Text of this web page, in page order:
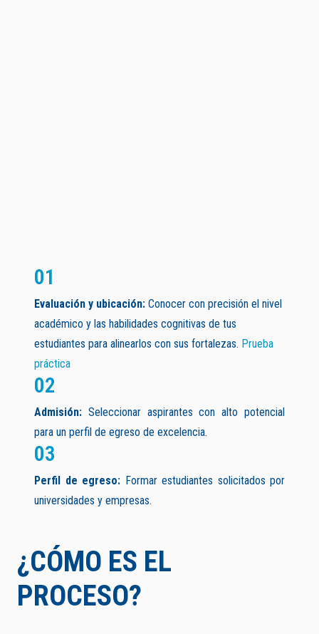
01
Evaluación y ubicación: Conocer con precisión el nivel
académico y las habilidades cognitivas de tus
estudiantes para alinearlos con sus fortalezas. Prueba
práctica
02
Admisión: Seleccionar aspirantes con alto potencial
para un perfil de egreso de excelencia.
03
Perfil de egreso: Formar estudiantes solicitados por
universidades y empresas.
¿CÓMO ES EL
PROCESO?